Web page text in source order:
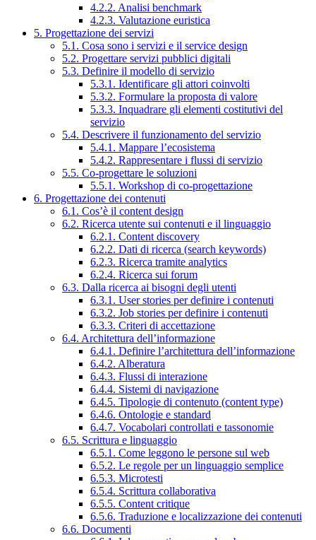
4.2.2. Analisi benchmark
4.2.3. Valutazione euristica
5. Progettazione dei servizi
5.1. Cosa sono i servizi e il service design
5.2. Progettare servizi pubblici digitali
5.3. Definire il modello di servizio
5.3.1. Identificare gli attori coinvolti
5.3.2. Formulare la proposta di valore
5.3.3. Inquadrare gli elementi costitutivi del
servizio
5.4. Descrivere il funzionamento del servizio
5.4.1. Mappare l’ecosistema
5.4.2. Rappresentare i flussi di servizio
5.5. Co-progettare le soluzioni
5.5.1. Workshop di co-progettazione
6. Progettazione dei contenuti
6.1. Cos’è il content design
6.2. Ricerca utente sui contenuti e il linguaggio
6.2.1. Content discovery
6.2.2. Dati di ricerca (search keywords)
6.2.3. Ricerca tramite analytics
6.2.4. Ricerca sui forum
6.3. Dalla ricerca ai bisogni degli utenti
6.3.1. User stories per definire i contenuti
6.3.2. Job stories per definire i contenuti
6.3.3. Criteri di accettazione
6.4. Architettura dell’informazione
6.4.1. Definire l’architettura dell’informazione
6.4.2. Alberatura
6.4.3. Flussi di interazione
6.4.4. Sistemi di navigazione
6.4.5. Tipologie di contenuto (content type)
6.4.6. Ontologie e standard
6.4.7. Vocabolari controllati e tassonomie
6.5. Scrittura e linguaggio
6.5.1. Come leggono le persone sul web
6.5.2. Le regole per un linguaggio semplice
6.5.3. Microtesti
6.5.4. Scrittura collaborativa
6.5.5. Content critique
6.5.6. Traduzione e localizzazione dei contenuti
6.6. Documenti